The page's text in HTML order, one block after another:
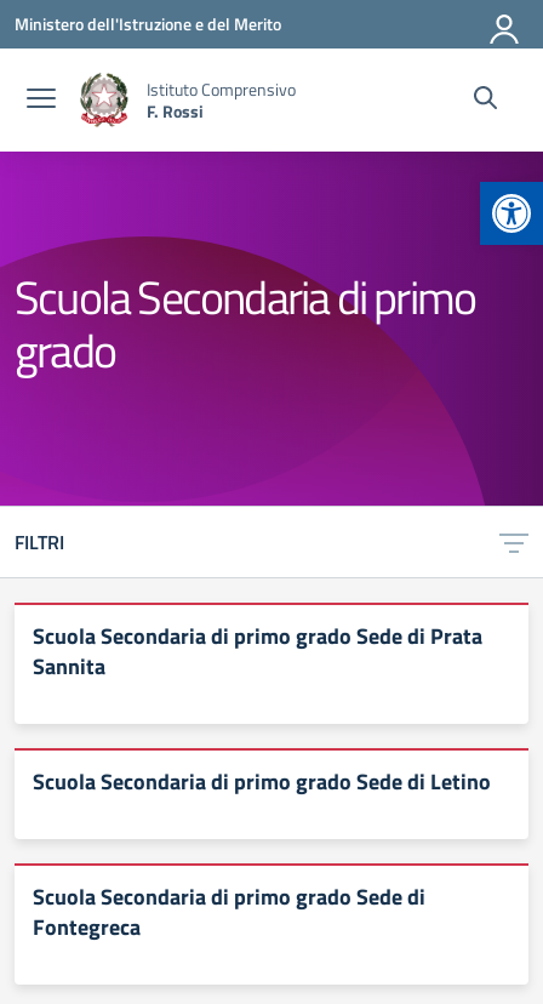
Vai ai contenuti
Vai al menu di navigazione
Vai al footer
Ministero dell'Istruzione e del Merito
Istituto Comprensivo
F. Rossi
Scuola Secondaria di primo
grado
FILTRI
Scuola Secondaria di primo grado Sede di Prata
Sannita
Scuola Secondaria di primo grado Sede di Letino
Scuola Secondaria di primo grado Sede di
Fontegreca